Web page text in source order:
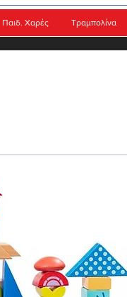
Παιδ. Χαρές Τραμπολίνα